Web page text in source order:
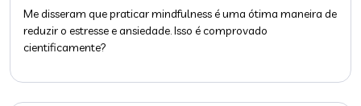
Me disseram que praticar mindfulness é uma ótima maneira de
reduzir o estresse e ansiedade. Isso é comprovado
cientificamente?